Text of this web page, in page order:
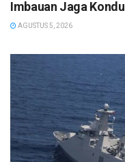
Imbauan Jaga
AGUSTUS 5, 2026